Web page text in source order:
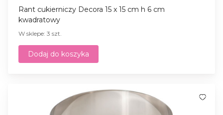
Rant cukierniczy Decora 15 x 15 cm h 6 cm
kwadratowy
W sklepe: 3 szt.
Dodaj do koszyka